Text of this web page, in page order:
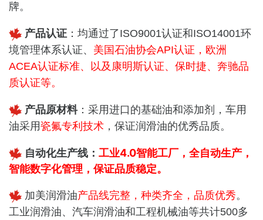
牌。
产品认证 ：均通过了ISO9001认证和ISO14001环
境管理体系认证、 美国石油协会API认证，欧洲
ACEA认证标准、以及康明斯认证、保时捷、奔驰品
质认证等。
产品原材料： 采用进口的基础油和添加剂，车用
油采用瓷氟专利技术 ，保证润滑油的优秀品质。
自动化生产线： 工业4.0智能工厂，全自动生产，
智能数字化管理，保证品质稳定。
加美润滑油产品线完整，种类齐全，品质优秀。
工业润滑油、 汽车润滑油和工程机械油等共计500多